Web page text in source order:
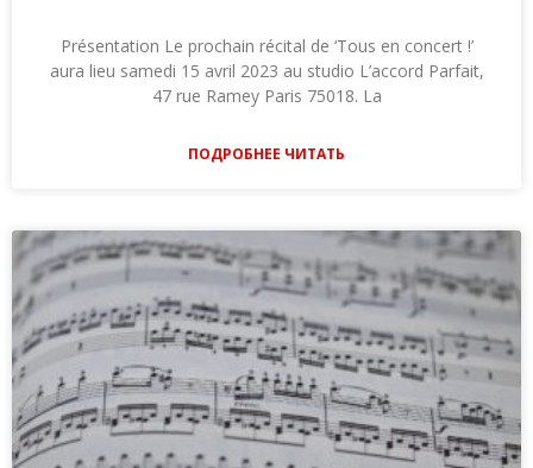
Présentation Le prochain récital de ‘Tous en concert !’
aura lieu samedi 15 avril 2023 au studio L’accord Parfait,
47 rue Ramey Paris 75018. La
ПОДРОБНЕЕ ЧИТАТЬ